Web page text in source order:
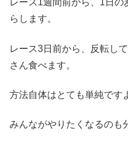
レース1週間前から、1日
らします。
レース3日前から、反転し
さん食べます。
方法自体はとても単純です
みんながやりたくなるのも